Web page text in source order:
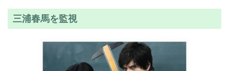
三浦春馬を監視